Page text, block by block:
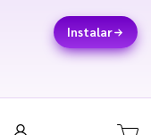
Instalar